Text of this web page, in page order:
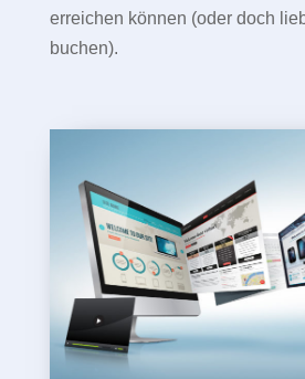
erreichen können (oder doch
buchen).